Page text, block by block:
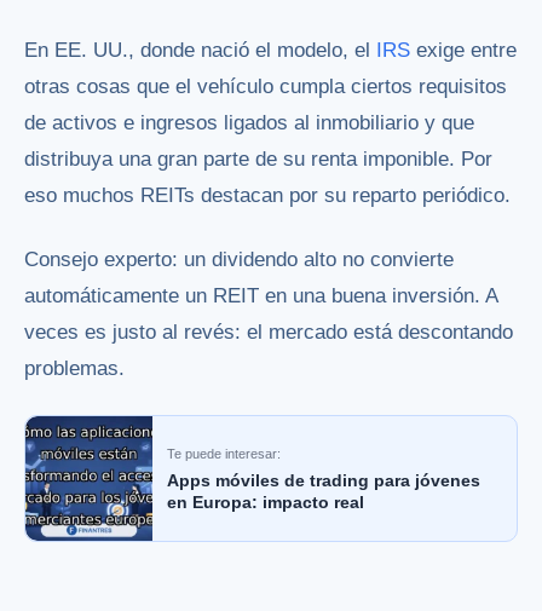
En EE. UU., donde nació el modelo, el IRS exige entre
otras cosas que el vehículo cumpla ciertos requisitos
de activos e ingresos ligados al inmobiliario y que
distribuya una gran parte de su renta imponible. Por
eso muchos REITs destacan por su reparto periódico.
Consejo experto: un dividendo alto no convierte
automáticamente un REIT en una buena inversión. A
veces es justo al revés: el mercado está descontando
problemas.
Te puede interesar:
Apps móviles de trading para jóvenes
en Europa: impacto real